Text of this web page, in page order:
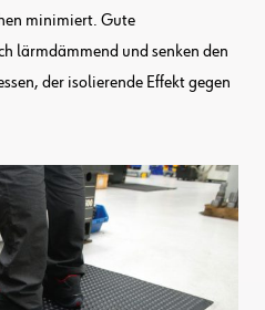
minimiert. Gute
lärmdämmend und senken den
der isolierende Effekt gegen